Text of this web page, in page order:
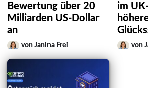
Bewertung über 20
Milliarden US-Dollar
an
von Janina Frei
im
von